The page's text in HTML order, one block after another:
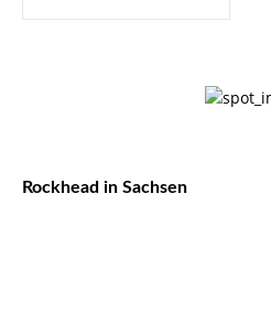
Rockhead in Sachsen